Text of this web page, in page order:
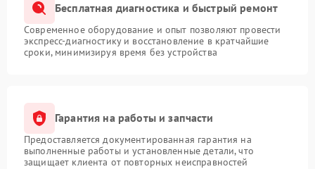
Бесплатная диагностика и быстрый ремонт
Современное оборудование и опыт позволяют провести
экспресс-диагностику и восстановление в кратчайшие
сроки, минимизируя время без устройства
Гарантия на работы и запчасти
Предоставляется документированная гарантия на
выполненные работы и установленные детали, что
защищает клиента от повторных неисправностей